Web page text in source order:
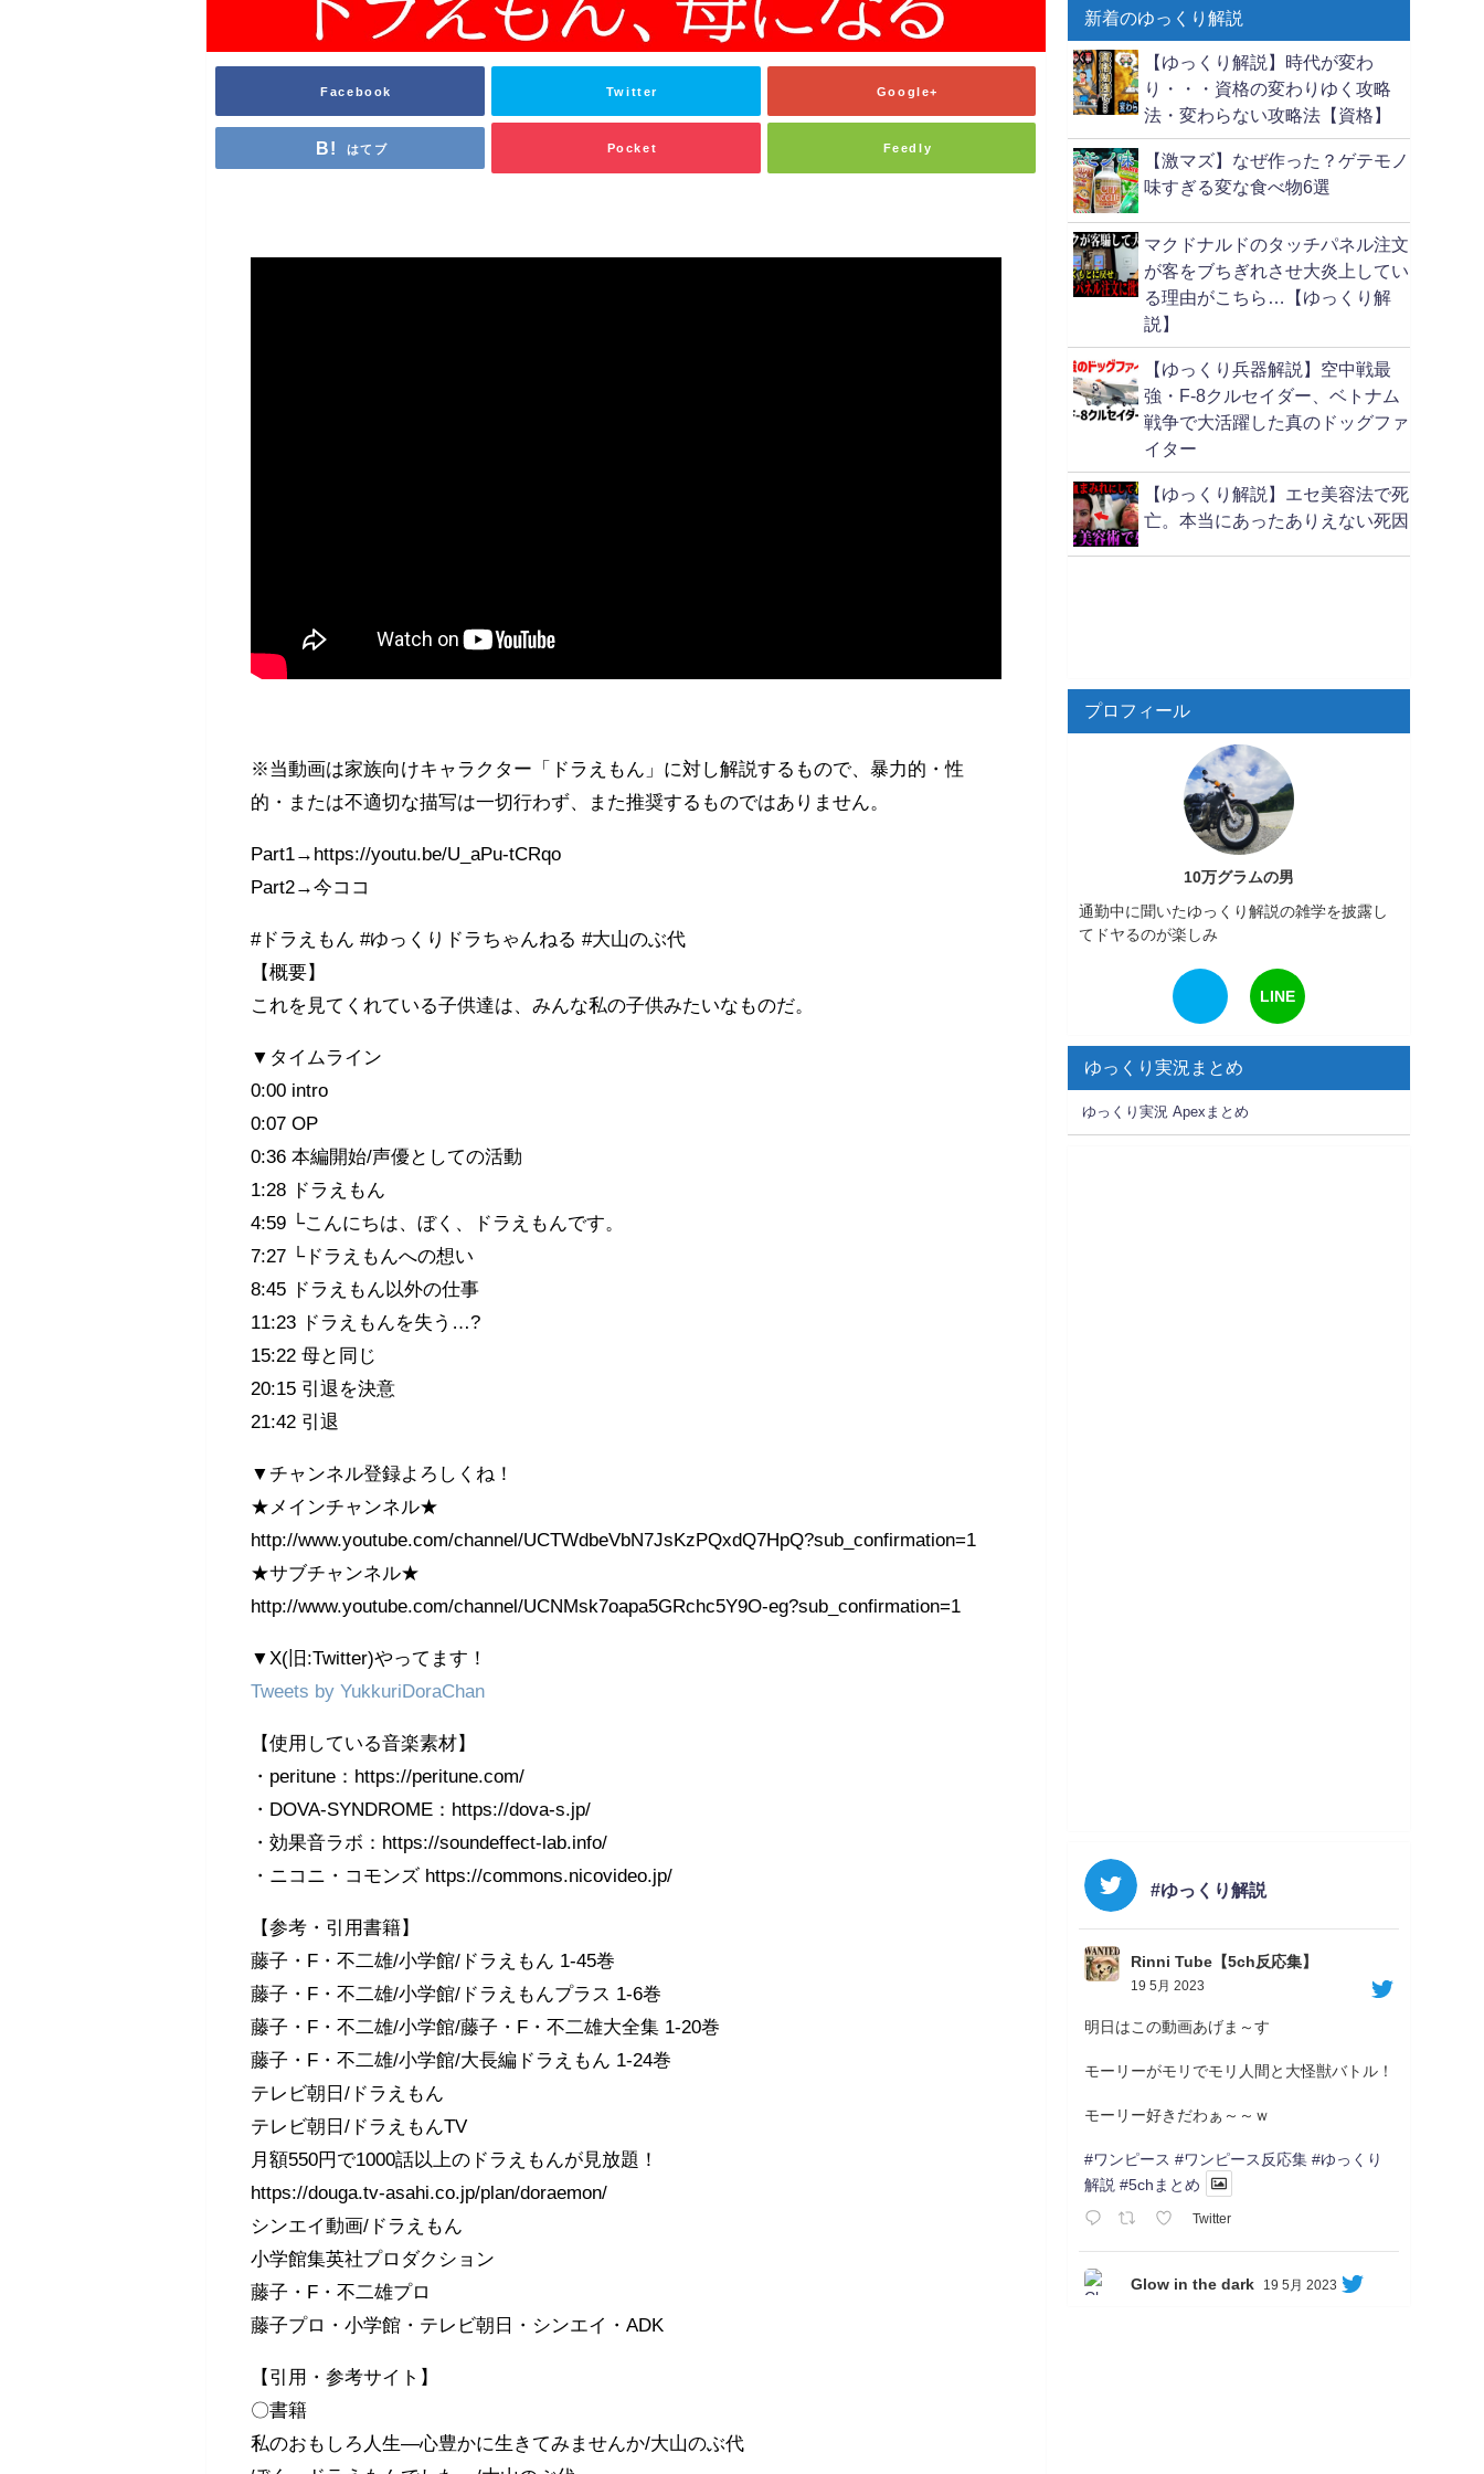
Facebook Twitter Google+
はてブ Pocket Feedly
※当動画は家族向けキャラクター「ドラえもん」に対し解説するもので、暴力的・性
的・または不適切な描写は一切行わず、また推奨するものではありません。
Part1→https://youtu.be/U_aPu-tCRqo
Part2→今ココ
#ドラえもん #ゆっくりドラちゃんねる #大山のぶ代
【概要】
これを見てくれている子供達は、みんな私の子供みたいなものだ。
▼タイムライン
0:00 intro
0:07 OP
0:36 本編開始/声優としての活動
1:28 ドラえもん
4:59 └こんにちは、ぼく、ドラえもんです。
7:27 └ドラえもんへの想い
8:45 ドラえもん以外の仕事
11:23 ドラえもんを失う…?
15:22 母と同じ
20:15 引退を決意
21:42 引退
▼チャンネル登録よろしくね！
★メインチャンネル★
http://www.youtube.com/channel/UCTWdbeVbN7JsKzPQxdQ7HpQ?sub_confirmation=1
★サブチャンネル★
http://www.youtube.com/channel/UCNMsk7oapa5GRchc5Y9O-eg?sub_confirmation=1
▼X(旧:Twitter)やってます！
Tweets by YukkuriDoraChan
【使用している音楽素材】
・peritune：https://peritune.com/
・DOVA-SYNDROME：https://dova-s.jp/
・効果音ラボ：https://soundeffect-lab.info/
・ニコニ・コモンズ https://commons.nicovideo.jp/
【参考・引用書籍】
藤子・F・不二雄/小学館/ドラえもん 1-45巻
藤子・F・不二雄/小学館/ドラえもんプラス 1-6巻
藤子・F・不二雄/小学館/藤子・F・不二雄大全集 1-20巻
藤子・F・不二雄/小学館/大長編ドラえもん 1-24巻
テレビ朝日/ドラえもん
テレビ朝日/ドラえもんTV
月額550円で1000話以上のドラえもんが見放題！
https://douga.tv-asahi.co.jp/plan/doraemon/
シンエイ動画/ドラえもん
小学館集英社プロダクション
藤子・F・不二雄プロ
藤子プロ・小学館・テレビ朝日・シンエイ・ADK
【引用・参考サイト】
〇書籍
私のおもしろ人生―心豊かに生きてみませんか/大山のぶ代
新着のゆっくり解説
【ゆっくり解説】時代が変わ
り・・・資格の変わりゆく攻略
法・変わらない攻略法【資格】
【激マズ】なぜ作った？ゲテモノ
味すぎる変な食べ物6選
マクドナルドのタッチパネル注文
が客をブちぎれさせ大炎上してい
る理由がこちら…【ゆっくり解
説】
【ゆっくり兵器解説】空中戦最
強・F-8クルセイダー、ベトナム
戦争で大活躍した真のドッグファ
イター
【ゆっくり解説】エセ美容法で死
亡。本当にあったありえない死因
プロフィール
10万グラムの男
通勤中に聞いたゆっくり解説の雑学を披露し
てドヤるのが楽しみ
LINE
ゆっくり実況まとめ
ゆっくり実況 Apexまとめ
#ゆっくり解説
Rinni Tube【5ch反応集】
19 5月 2023
明日はこの動画あげま～す
モーリーがモリでモリ人間と大怪獣バトル！
モーリー好きだわぁ～～ｗ
#ワンピース #ワンピース反応集 #ゆっくり
解説 #5chまとめ
Twitter
Glow in the dark 19 5月 2023